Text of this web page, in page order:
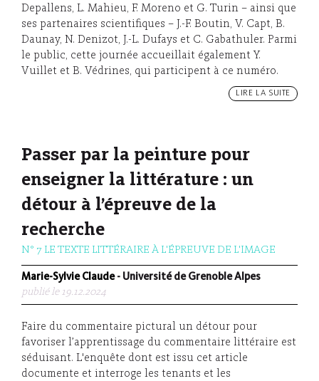
Depallens, L. Mahieu, F. Moreno et G. Turin – ainsi que
ses partenaires scientifiques – J.-F. Boutin, V. Capt, B.
Daunay, N. Denizot, J.-L. Dufays et C. Gabathuler. Parmi
le public, cette journée accueillait également Y.
Vuillet et B. Védrines, qui participent à ce numéro.
LIRE LA SUITE
Passer par la peinture pour
enseigner la littérature : un
détour à l’épreuve de la
recherche
N° 7 LE TEXTE LITTÉRAIRE À L'ÉPREUVE DE L'IMAGE
Marie-Sylvie Claude- Université de Grenoble Alpes
publié le 19.12.2024
Faire du commentaire pictural un détour pour
favoriser l’apprentissage du commentaire littéraire est
séduisant. L'enquête dont est issu cet article
documente et interroge les tenants et les